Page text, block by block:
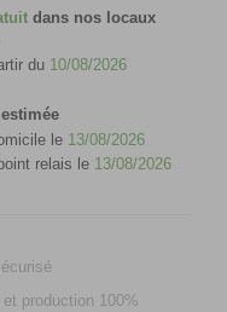
dans nos locaux
du 10/08/2026
le 13/08/2026
relais le 13/08/2026
et production 100%